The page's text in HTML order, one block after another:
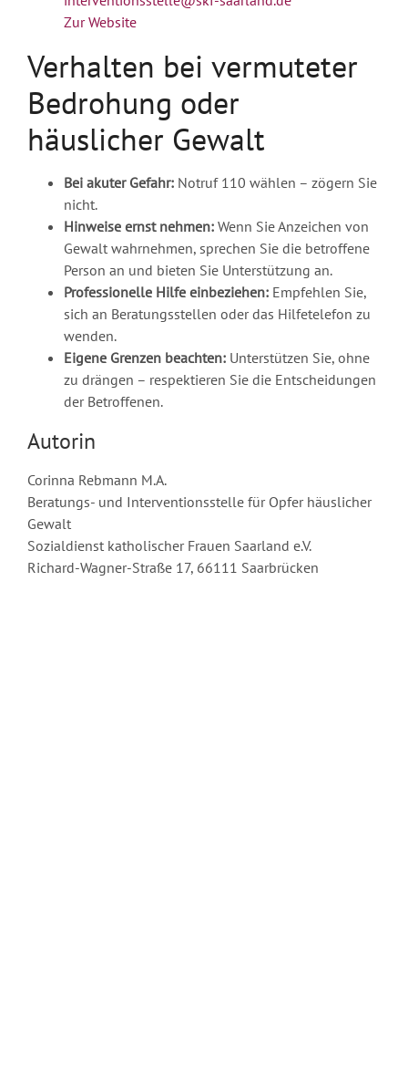
Zur Website
Verhalten bei vermuteter
Bedrohung oder
häuslicher Gewalt
Bei akuter Gefahr:Notruf 110 wählen – zögern Sie
nicht.
Hinweise ernst nehmen:Wenn Sie Anzeichen von
Gewalt wahrnehmen, sprechen Sie die betroffene
Person an und bieten Sie Unterstützung an.
Professionelle Hilfe einbeziehen:Empfehlen Sie,
sich an Beratungsstellen oder das Hilfetelefon zu
wenden.
Eigene Grenzen beachten:Unterstützen Sie, ohne
zu drängen – respektieren Sie die Entscheidungen
der Betroffenen.
Autorin
Corinna Rebmann M.A.
Beratungs- und Interventionsstelle für Opfer häuslicher
Gewalt
Sozialdienst katholischer Frauen Saarland e.V.
Richard-Wagner-Straße 17, 66111 Saarbrücken